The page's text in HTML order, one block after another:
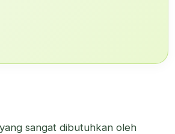
sangat dibutuhkan oleh